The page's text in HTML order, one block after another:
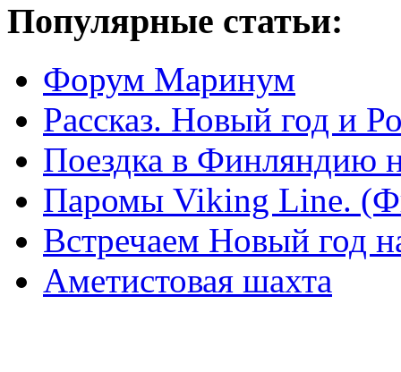
Популярные статьи:
Форум Маринум
Рассказ. Новый год и
Поездка в Финляндию
Паромы Viking Line.
Встречаем Новый год
Аметистовая шахта